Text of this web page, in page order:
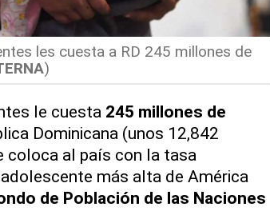
les cuesta a RD 245 millones de
)
le cuesta 245 millones de
Dominicana (unos 12,842
coloca al país con la tasa
más alta de América
de Población de las Naciones